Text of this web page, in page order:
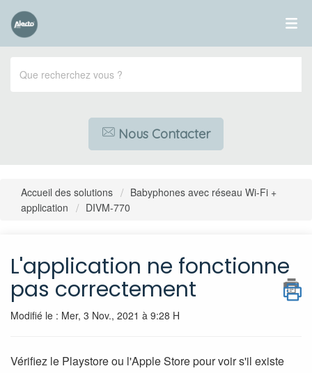
Nous Contacter
Accueil des solutions
Babyphones avec réseau Wi-Fi +
application
DIVM-770
L'application ne fonctionne
pas correctement
Modifié le : Mer, 3 Nov., 2021 à 9:28 H
Vérifiez le Playstore ou l'Apple Store pour voir s'il existe